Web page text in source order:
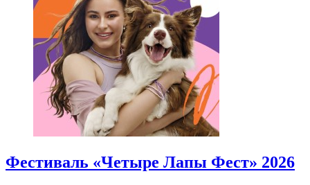
Фестиваль «Четыре Лапы Фест» 2026